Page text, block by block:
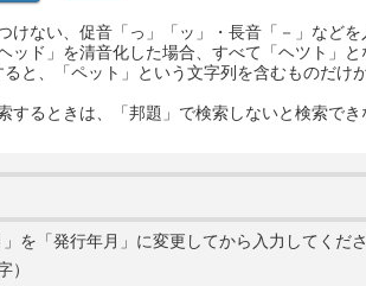
ない、促音「っ」「ッ」・長音「－」などを
ド」を清音化した場合、すべて「ヘツト」と
と、「ペット」という文字列を含むものだけ
るときは、「邦題」で検索しないと検索でき
を「発行年月」に変更してから入力してくださ
）